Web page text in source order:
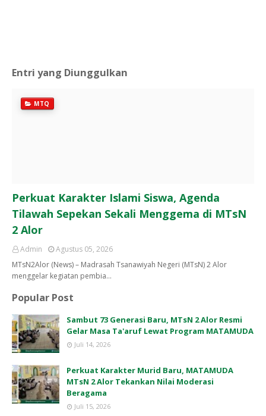
Entri yang Diunggulkan
MTQ
Perkuat Karakter Islami Siswa, Agenda
Tilawah Sepekan Sekali Menggema di MTsN
2 Alor
Admin
Agustus 05, 2026
MTsN2Alor (News) – Madrasah Tsanawiyah Negeri (MTsN) 2 Alor
menggelar kegiatan pembia…
Popular Post
Sambut 73 Generasi Baru, MTsN 2 Alor Resmi
Gelar Masa Ta'aruf Lewat Program MATAMUDA
Juli 14, 2026
Perkuat Karakter Murid Baru, MATAMUDA
MTsN 2 Alor Tekankan Nilai Moderasi
Beragama
Juli 15, 2026